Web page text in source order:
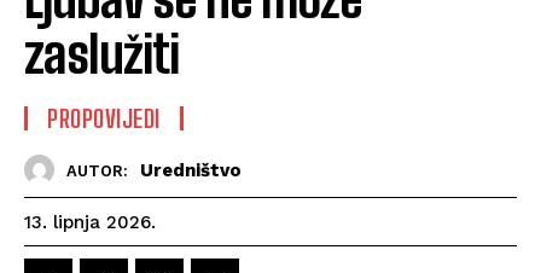
zaslužiti
PROPOVIJEDI
AUTOR: Uredništvo
13. lipnja 2026.